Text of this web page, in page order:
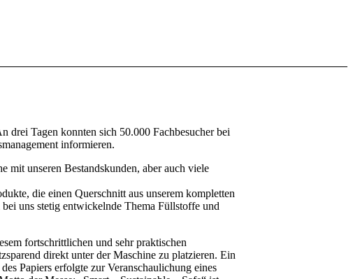
drei Tagen konnten sich 50.000 Fachbesucher bei
informieren.
mit unseren Bestandskunden, aber auch viele
die einen Querschnitt aus unserem kompletten
uns stetig entwickelnde Thema Füllstoffe und
fortschrittlichen und sehr praktischen
direkt unter der Maschine zu platzieren. Ein
Papiers erfolgte zur Veranschaulichung eines